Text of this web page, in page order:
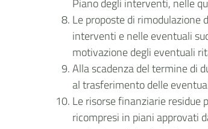
Piano degli interventi, nelle
Le proposte di rimodulazione
interventi e nelle eventuali
motivazione degli eventuali
Alla scadenza del termine di
al trasferimento delle
Le risorse finanziarie residue
ricompresi in piani approvati